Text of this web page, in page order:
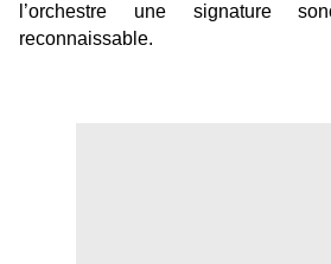
l’orchestre une signature
reconnaissable.